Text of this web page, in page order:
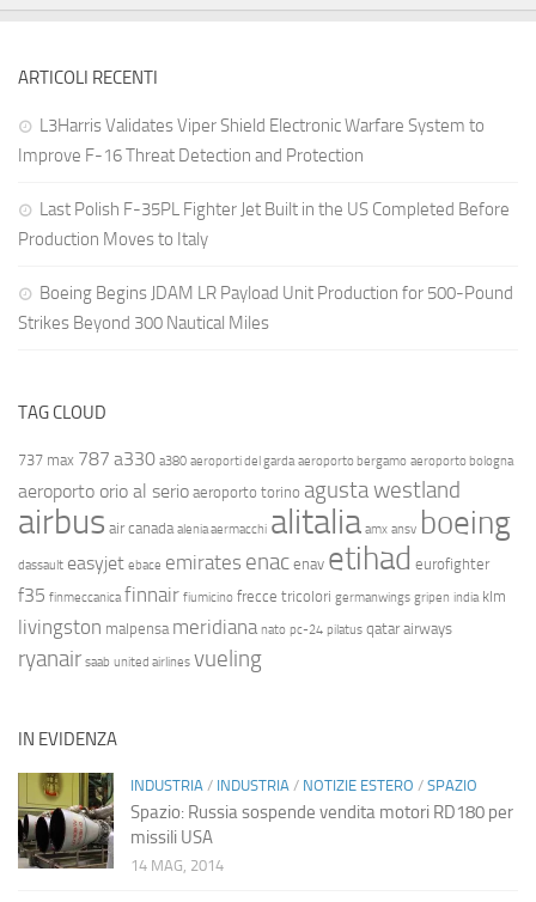
ARTICOLI RECENTI
L3Harris Validates Viper Shield Electronic Warfare System to
Improve F-16 Threat Detection and Protection
Last Polish F-35PL Fighter Jet Built in the US Completed Before
Production Moves to Italy
Boeing Begins JDAM LR Payload Unit Production for 500-Pound
Strikes Beyond 300 Nautical Miles
TAG CLOUD
737 max 787 a330 a380 aeroporti del garda aeroporto bergamo aeroporto bologna
aeroporto orio al serio aeroporto torino agusta westland
airbus air canada alenia aermacchi alitalia amx ansv boeing
dassault easyjet ebace emirates enac enav etihad eurofighter
f35 finmeccanica finnair fiumicino frecce tricolori germanwings gripen india klm
livingston malpensa meridiana nato pc-24 pilatus qatar airways
ryanair saab united airlines vueling
IN EVIDENZA
INDUSTRIA / INDUSTRIA / NOTIZIE ESTERO / SPAZIO
Spazio: Russia sospende vendita motori RD180 per
missili USA
14 MAG, 2014